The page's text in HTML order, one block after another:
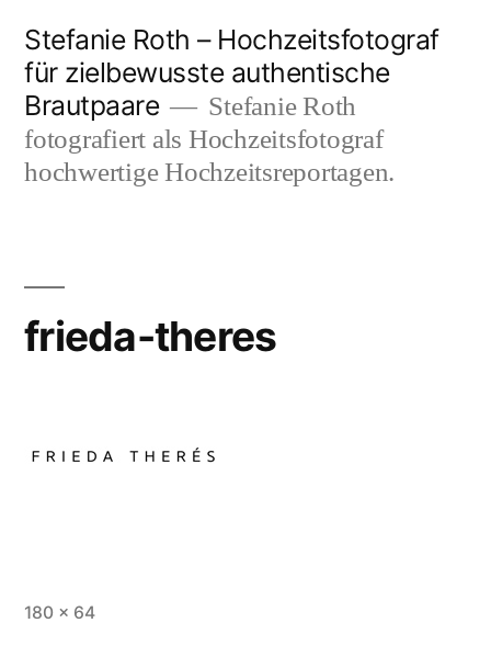
Inhalt
springen
Stefanie Roth – Hochzeitsfotograf
für zielbewusste authentische
Brautpaare
Stefanie Roth
fotografiert als Hochzeitsfotograf
hochwertige Hochzeitsreportagen.
frieda-theres
Vollständige
180 × 64